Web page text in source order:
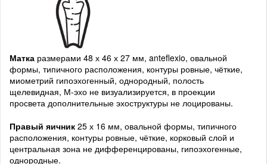
Матка размерами 48 х 46 х 27 мм, anteflexio, овальной
формы, типичного расположения, контуры ровные, чёткие,
миометрий гипоэхогенный, однородный, полость
щелевидная, М-эхо не визуализируется, в проекции
просвета дополнительные эхоструктуры не лоцированы.
Правый яичник 25 х 16 мм, овальной формы, типичного
расположения, контуры ровные, чёткие, корковый слой и
центральная зона не дифференцированы, гипоэхогенные,
однородные.